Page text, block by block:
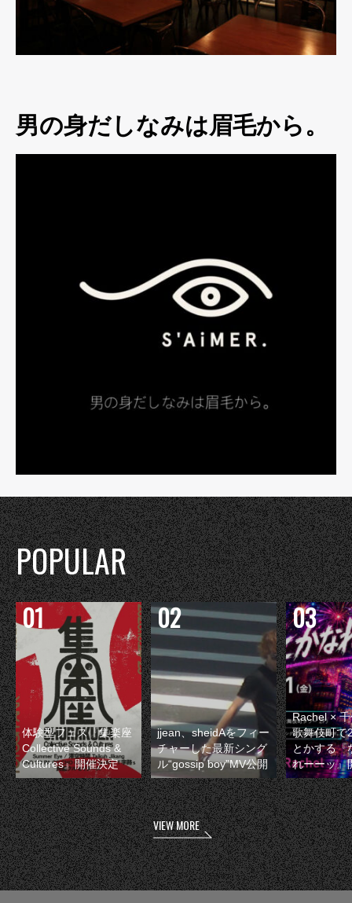
男の身だしなみは眉毛から。
POPULAR
体験型フェス『集楽座
Collective Sounds &
Cultures』開催決定
jjean、sheidAをフィー
チャーした最新シング
ル“gossip boy”MV公開
Rachel ×
歌舞伎町で
とかする『
れーーッ』
VIEW MORE